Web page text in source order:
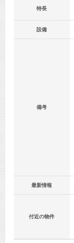
特長
設備
備考
最新情報
付近の物件